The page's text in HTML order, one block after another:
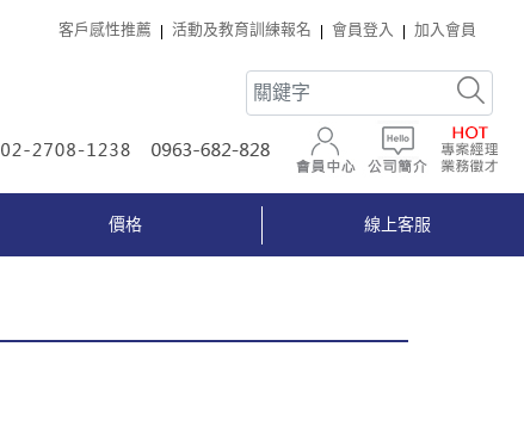
客戶感性推薦 活動及教育訓練報名 會員登入 加入會員
0963-682-828會員中心 公司簡介
價格 線上客服